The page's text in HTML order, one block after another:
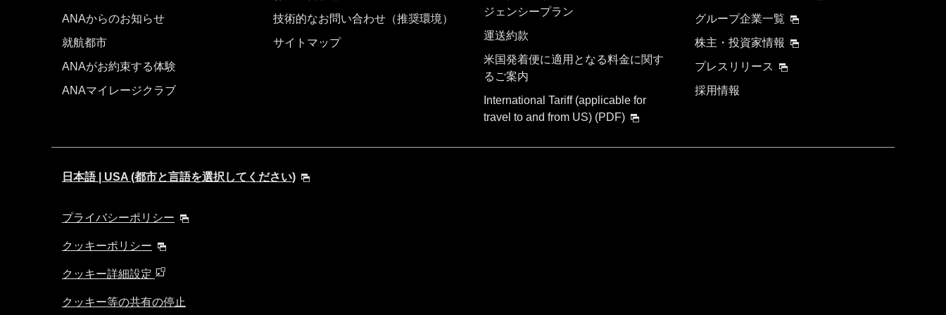
ANAからのお知らせ
就航都市
ANAがお約束する体験
ANAマイレージクラブ
技術的なお問い合わせ（推奨環境）
サイトマップ
ジェンシープラン
運送約款
米国発着便に適用となる料金に関す
るご案内
International Tariff (applicable for
travel to and from US) (PDF)
グループ企業一覧
株主・投資家情報
プレスリリース
採用情報
日本語 | USA (都市と言語を選択してください)
プライバシーポリシー
クッキーポリシー
クッキー詳細設定
クッキー等の共有の停止